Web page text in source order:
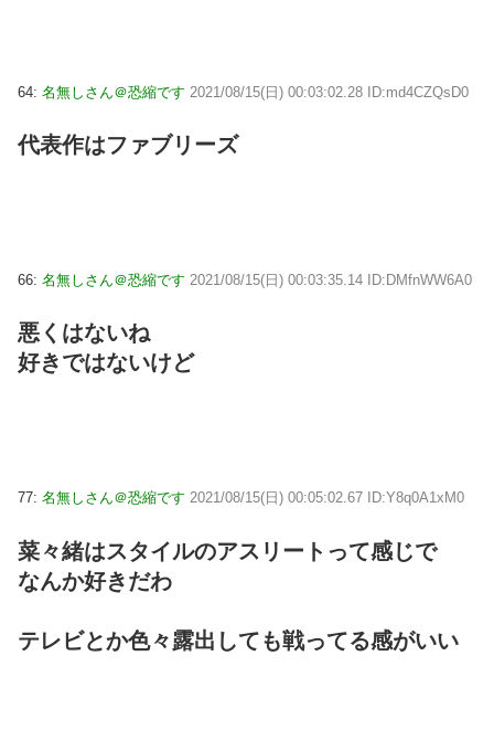
64: 名無しさん＠恐縮です 2021/08/15(日) 00:03:02.28 ID:md4CZQsD0
代表作はファブリーズ
66: 名無しさん＠恐縮です 2021/08/15(日) 00:03:35.14 ID:DMfnWW6A0
悪くはないね
好きではないけど
77: 名無しさん＠恐縮です 2021/08/15(日) 00:05:02.67 ID:Y8q0A1xM0
菜々緒はスタイルのアスリートって感じで
なんか好きだわ
テレビとか色々露出しても戦ってる感がいい